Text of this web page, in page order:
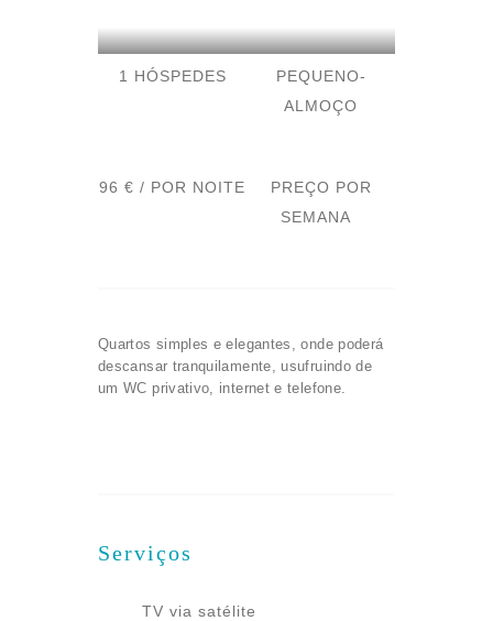
1 HÓSPEDES
PEQUENO-
ALMOÇO
96 € / POR NOITE
PREÇO POR
SEMANA
Quartos simples e elegantes, onde poderá
descansar tranquilamente, usufruindo de
um WC privativo, internet e telefone.
Serviços
TV via satélite